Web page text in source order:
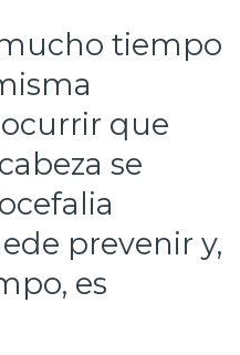
tiempo
que
se
prevenir y,
es